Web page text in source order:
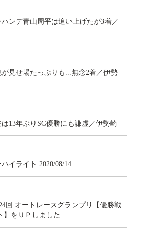
ハンデ青山周平は追い上げたが3着／
が見せ場たっぷりも...無念2着／伊勢
は13年ぶりSG優勝にも謙虚／伊勢崎
イライト 2020/08/14
回 オートレースグランプリ【優勝戦
】をＵＰしました